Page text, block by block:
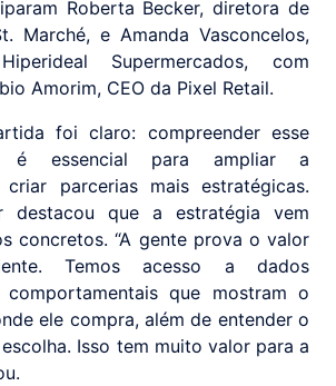
Roberta Becker, diretora de
Marché, e Amanda Vasconcelos,
Supermercados, com
Amorim, CEO da Pixel Retail.
foi claro: compreender esse
é essencial para ampliar a
parcerias mais estratégicas.
destacou que a estratégia vem
concretos. “A gente prova o valor
Temos acesso a dados
comportamentais que mostram o
ele compra, além de entender o
Isso tem muito valor para a